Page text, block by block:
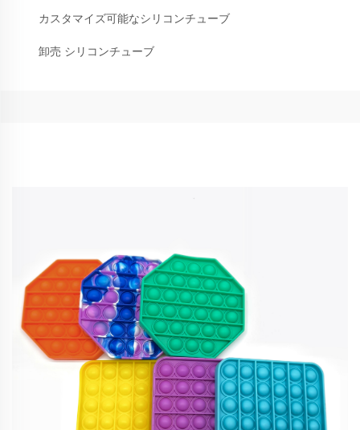
カスタマイズ可能なシリコンチューブ
卸売 シリコンチューブ